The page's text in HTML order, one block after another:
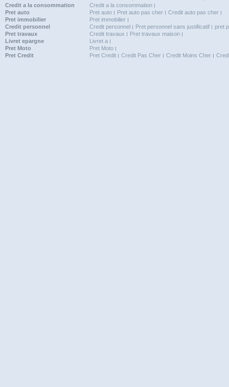
Credit a la consommation
Credit a la consommation
Pret auto
Pret auto Pret auto pas cher
Credit auto pas cher
Pret immobilier
Pret immobilier
Credit personnel
Credit personnel Pret personnel sans justificatif
pret
Pret travaux
Credit travaux
Pret travaux maison
Livret epargne
Livret a
Pret Moto
Pret Moto
Pret Credit
Pret Credit Credit Pas Cher Credit Moins Cher